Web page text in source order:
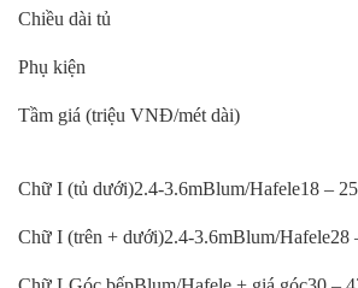
Chiều dài tủ
Phụ kiện
Tầm giá (triệu VNĐ/mét dài)
Chữ I (tủ dưới)2.4-3.6mBlum/Hafele18 – 25
Chữ I (trên + dưới)2.4-3.6mBlum/Hafele28